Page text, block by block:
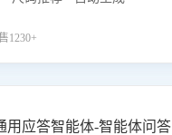
1230+
用应答智能体-智能体问答